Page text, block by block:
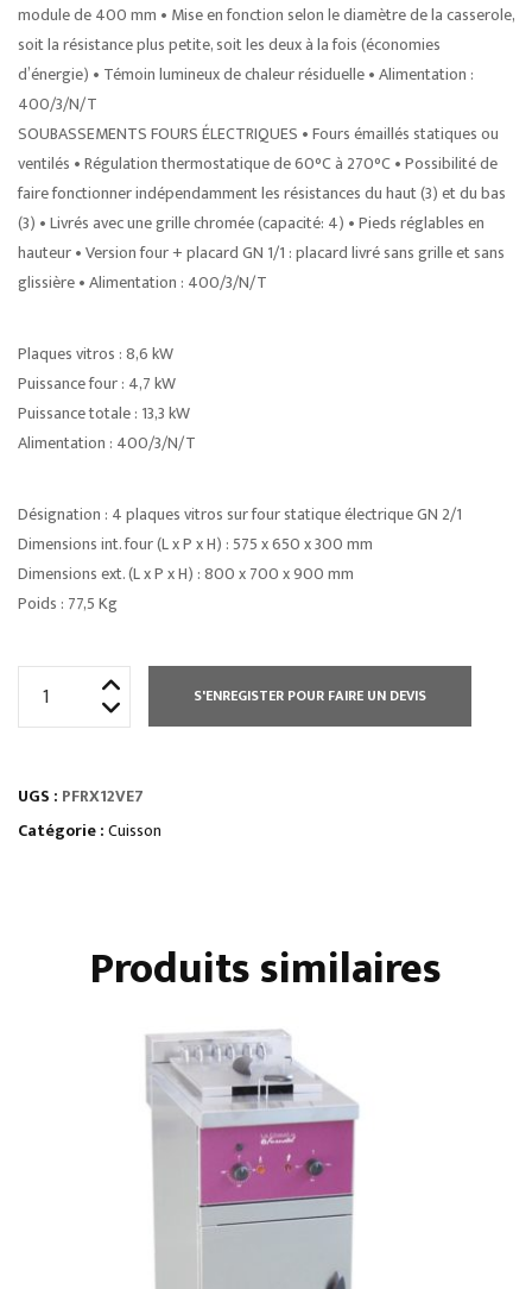
module de 400 mm • Mise en fonction selon le diamètre de la casserole,
soit la résistance plus petite, soit les deux à la fois (économies
d’énergie) • Témoin lumineux de chaleur résiduelle • Alimentation :
400/3/N/T
SOUBASSEMENTS FOURS ÉLECTRIQUES • Fours émaillés statiques ou
ventilés • Régulation thermostatique de 60°C à 270°C • Possibilité de
faire fonctionner indépendamment les résistances du haut (3) et du bas
(3) • Livrés avec une grille chromée (capacité: 4) • Pieds réglables en
hauteur • Version four + placard GN 1/1 : placard livré sans grille et sans
glissière • Alimentation : 400/3/N/T
Plaques vitros : 8,6 kW
Puissance four : 4,7 kW
Puissance totale : 13,3 kW
Alimentation : 400/3/N/T
Désignation : 4 plaques vitros sur four statique électrique GN 2/1
Dimensions int. four (L x P x H) : 575 x 650 x 300 mm
Dimensions ext. (L x P x H) : 800 x 700 x 900 mm
Poids : 77,5 Kg
PLAQUES
RONDES
S'ENREGISTER POUR FAIRE UN DEVIS
UGS : PFRX12VE7
Catégorie :Cuisson
Produits similaires